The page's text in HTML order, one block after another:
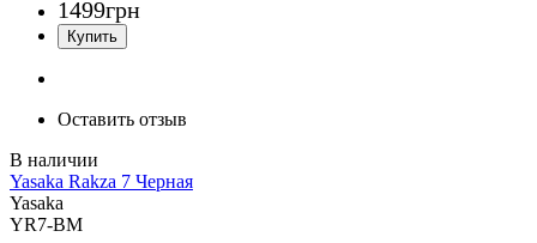
1499грн
Оставить отзыв
Yasaka Rakza 7 Черная
Yasaka
YR7-BM